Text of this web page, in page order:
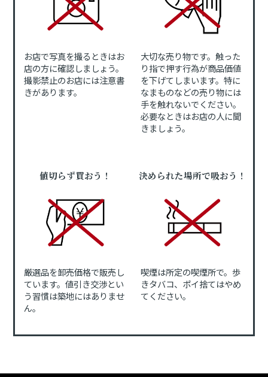
お店で写真を撮るときはお
店の方に確認しましょう。
撮影禁止のお店には注意書
きがあります。
大切な売り物です。触った
り指で押す行為が商品価値
を下げてしまいます。特に
なまものなどの売り物には
手を触れないでください。
必要なときはお店の人に聞
きましょう。
値切らず買おう！
厳選品を卸売価格で販売し
ています。値引き交渉とい
う習慣は築地にはありませ
ん。
決められた場所で吸おう！
喫煙は所定の喫煙所で。歩
きタバコ、ポイ捨てはやめ
てください。